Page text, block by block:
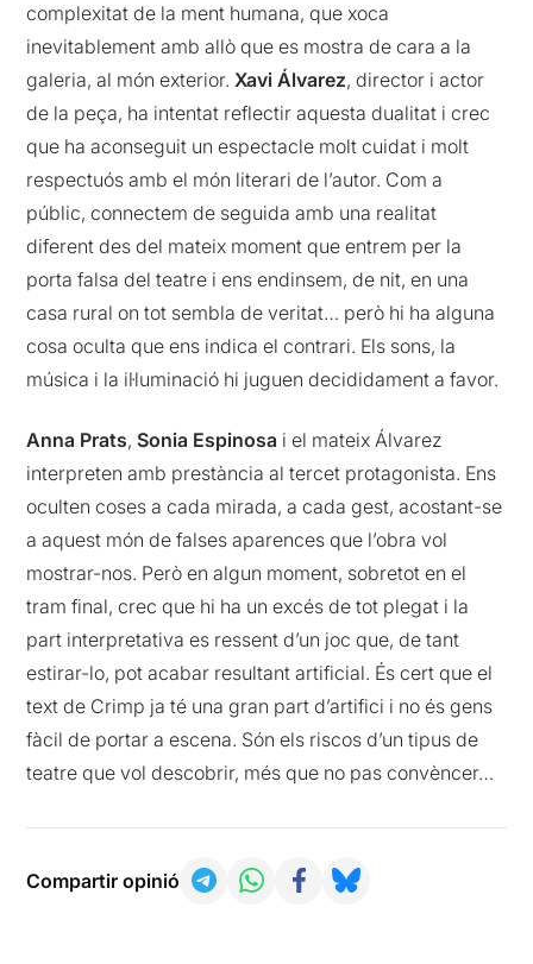
complexitat de la ment humana, que xoca
inevitablement amb allò que es mostra de cara a la
galeria, al món exterior.Xavi Álvarez, director i actor
de la peça, ha intentat reflectir aquesta dualitat i crec
que ha aconseguit un espectacle molt cuidat i molt
respectuós amb el món literari de l’autor. Com a
públic, connectem de seguida amb una realitat
diferent des del mateix moment que entrem per la
porta falsa del teatre i ens endinsem, de nit, en una
casa rural on tot sembla de veritat… però hi ha alguna
cosa oculta que ens indica el contrari. Els sons, la
música i la il·luminació hi juguen decididament a favor.
Anna Prats,Sonia Espinosa i el mateix Álvarez
interpreten amb prestància al tercet protagonista. Ens
oculten coses a cada mirada, a cada gest, acostant-se
a aquest món de falses aparences que l’obra vol
mostrar-nos. Però en algun moment, sobretot en el
tram final, crec que hi ha un excés de tot plegat i la
part interpretativa es ressent d’un joc que, de tant
estirar-lo, pot acabar resultant artificial. És cert que el
text de Crimp ja té una gran part d’artifici i no és gens
fàcil de portar a escena. Són els riscos d’un tipus de
teatre que vol descobrir, més que no pas convèncer…
Compartir opinió